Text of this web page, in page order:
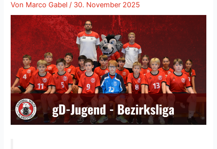
Von Marco Gabel/ 30. November 2025